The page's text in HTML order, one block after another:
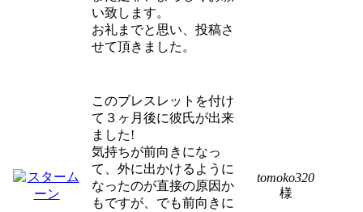
い致します。
お礼までと思い、投稿さ
せて頂きました。
このブレスレットを付け
て３ヶ月後に彼氏が出来
ました!
気持ちが前向きになっ
て、外に出かけるように
なったのが直接の原因か
もですが、でも前向きに
tomoko320
様